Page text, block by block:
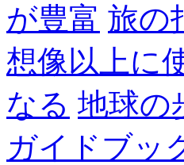
が豊富 旅の
想像以上に
なる 地球の
ガイドブッ